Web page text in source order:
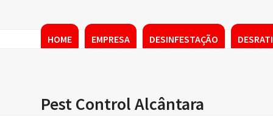
HOME EMPRESA DESINFESTAÇÃO
Pest Control Alcântara